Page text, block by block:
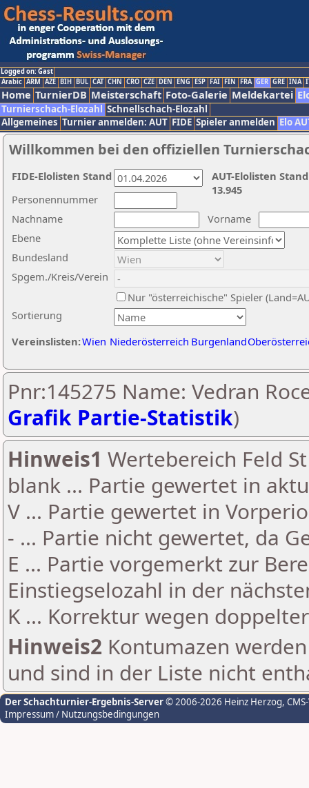
Logged on: Gast
Arabic ARM AZE BIH BUL CAT CHN CRO CZE DEN ENG ESP FAI FIN FRA GER GRE INA
Home TurnierDB Meisterschaft Foto-Galerie Meldekartei
Turnierschach-Elozahl Schnellschach-Elozahl
Allgemeines Turnier anmelden: AUT FIDE Spieler anmelden Elo
Willkommen bei den offiziellen
Nachname
Vorname
Ebene
Sortierung
Personennummer
Bundesland
Spgem./Kreis/Verein
Nur "österreichische" Spieler
Vereinslisten:Wien Niederösterreich Burgenland
AUT-Elolisten
13.945
FIDE-Elolisten Stand
Pnr:145275 Name: Vedran
Grafik Partie-Statistik)
Hinweis1 Wertebereich Feld
blank ... Partie gewertet in
V ... Partie gewertet in
- ... Partie nicht gewertet, da
E ... Partie vorgemerkt zur
Einstiegselozahl in der
K ... Korrektur wegen
Hinweis2 Kontumazen
und sind in der Liste nicht
Der Schachturnier-Ergebnis-Server© 2006-2026 Heinz Herzog,
Impressum / Nutzungsbedingungen